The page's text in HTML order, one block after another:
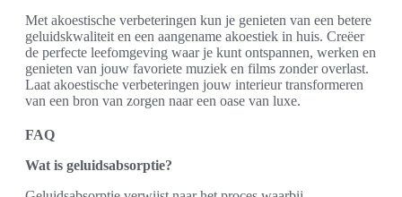
Met akoestische verbeteringen kun je genieten van een betere
geluidskwaliteit en een aangename akoestiek in huis. Creëer
de perfecte leefomgeving waar je kunt ontspannen, werken en
genieten van jouw favoriete muziek en films zonder overlast.
Laat akoestische verbeteringen jouw interieur transformeren
van een bron van zorgen naar een oase van luxe.
FAQ
Wat is geluidsabsorptie?